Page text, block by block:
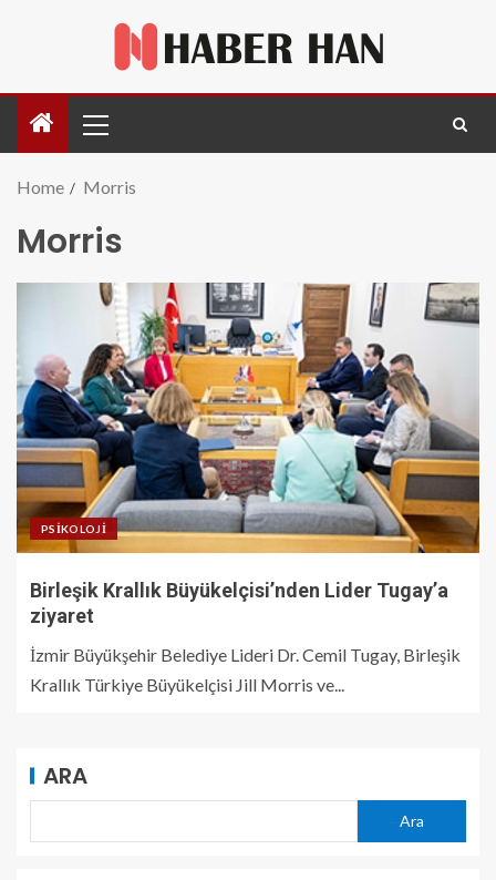
Home Morris
Morris
PSIKOLOJI
Birleşik Krallık Büyükelçisi’nden Lider Tugay’a
ziyaret
İzmir Büyükşehir Belediye Lideri Dr. Cemil Tugay, Birleşik
Krallık Türkiye Büyükelçisi Jill Morris ve...
ARA
Ara